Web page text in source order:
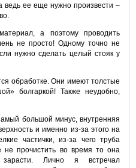
ведь ее еще нужно произвести –
а поэтому проводить
не просто! Одному точно не
нужно сделать целый стояк у
обработке. Они имеют толстые
болгаркой! Также неудобно,
большой минус, внутренняя
и именно из-за этого на
частички, из-за чего труба
не прочистить во время то она
зарасти. Лично я встречал